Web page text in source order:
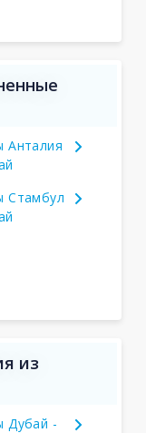
Анталия
Стамбул
из
Дубай -